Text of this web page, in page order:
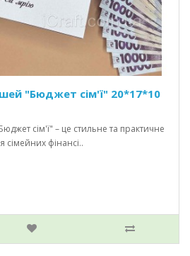
"Бюджет сім'ї" 20*17*10
сім'ї" – це стильне та практичне
фінансі..